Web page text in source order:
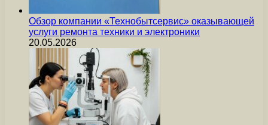
Обзор компании «Технобытсервис» оказывающей
услуги ремонта техники и электроники
20.05.2026